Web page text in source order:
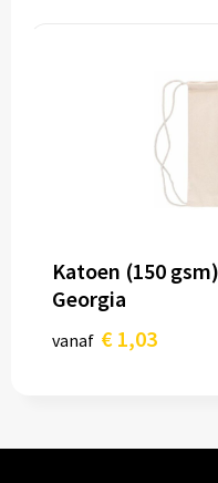
Katoen (150
Georgia
vanaf € 1,03